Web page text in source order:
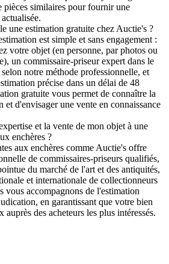
pièces similaires pour fournir une
une estimation gratuite chez Auctie's ?
est simple et sans engagement :
votre objet (en personne, par photos ou
un commissaire-priseur expert dans le
notre méthode professionnelle, et
précise dans un délai de 48
gratuite vous permet de connaître la
et d'envisager une vente en connaissance
et la vente de mon objet à une
enchères ?
aux enchères comme Auctie's offre
de commissaires-priseurs qualifiés,
du marché de l'art et des antiquités,
et internationale de collectionneurs
vous accompagnons de l'estimation
en garantissant que votre bien
auprès des acheteurs les plus intéressés.